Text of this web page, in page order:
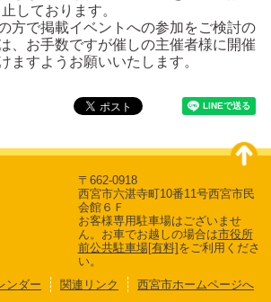
しております。
方で掲載イベントへの参加をご検討の
、お手数ですが催しの主催者様に開催
ますようお願いいたします。
ンダー 関連リンク 西宮市ホームページへ
〒662-0918
西宮市六湛寺町10番11号西宮市民
会館６Ｆ
お客様専用駐車場はございませ
ん。 お車でお越しの場合は市役所
前公共駐車場[有料] をご利用くださ
い。